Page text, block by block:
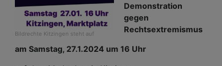
Bildrechte Kitzingen steht auf
Demonstration
gegen
Rechtsextremismus
am Samstag, 27.1.2024 um 16 Uhr